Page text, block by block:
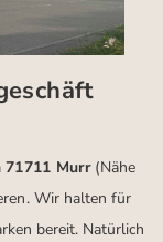
71711 Murr (Nähe
Wir halten für
bereit. Natürlich